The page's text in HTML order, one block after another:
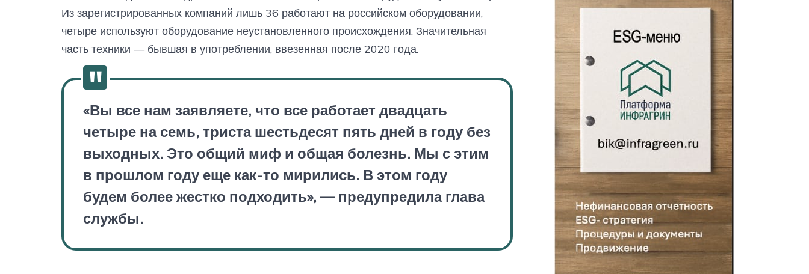
Из зарегистрированных компаний лишь 36 работают на российском оборудовании,
четыре используют оборудование неустановленного происхождения. Значительная
часть техники — бывшая в употреблении, ввезенная после 2020 года.
«Вы все нам заявляете, что все работает двадцать
четыре на семь, триста шестьдесят пять дней в году без
выходных. Это общий миф и общая болезнь. Мы с этим
в прошлом году еще как-то мирились. В этом году
будем более жестко подходить», — предупредила глава
службы.